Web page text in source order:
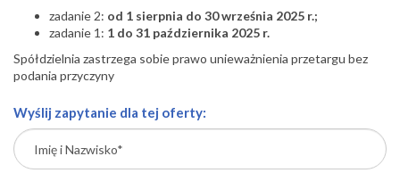
zadanie 2: od 1 sierpnia do 30 września 2025 r.;
zadanie 1: 1 do 31 października 2025 r.
Spółdzielnia zastrzega sobie prawo unieważnienia przetargu bez
podania przyczyny
Wyślij zapytanie dla tej oferty: